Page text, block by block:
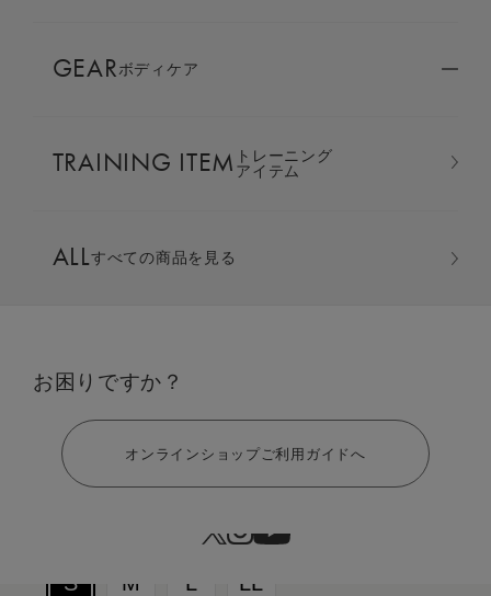
COLUMN
LARGE ORDER ⼤⼝注⽂窓⼝
MULTI EMS
GEARボディケア
TRAINING ITEM トレーニング
アイテム
ALLすべての商品を見る
お困りですか？
オンラインショップご利用ガイドへ
S M L LL